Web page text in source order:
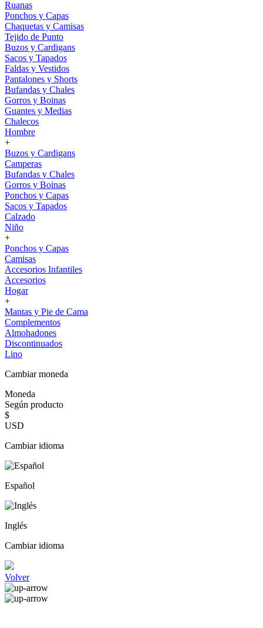
Ruanas
Ponchos y Capas
Chaquetas y Camisas
Tejido de Punto
Buzos y Cardigans
Sacos y Tapados
Faldas y Vestidos
Pantalones y Shorts
Bufandas y Chales
Gorros y Boinas
Guantes y Medias
Chalecos
Hombre
+
Buzos y Cardigans
Camperas
Bufandas y Chales
Gorros y Boinas
Ponchos y Capas
Sacos y Tapados
Calzado
Niño
+
Ponchos y Capas
Camisas
Accesorios Infantiles
Accesorios
Hogar
+
Mantas y Pie de Cama
Complementos
Almohadones
Discontinuados
Lino
Cambiar moneda
Moneda
Según producto
$
USD
Cambiar idioma
Español
Inglés
Cambiar idioma
Volver